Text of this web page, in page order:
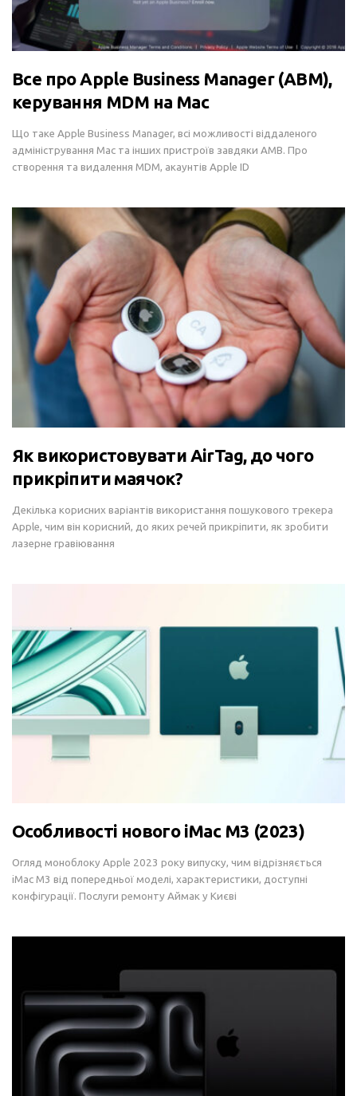
Все про Apple Business Manager (ABM),
керування MDM на Mac
Що таке Apple Business Manager, всі можливості віддаленого
адміністрування Mac та інших пристроїв завдяки AMB. Про
створення та видалення MDM, акаунтів Apple ID
Як використовувати AirTag, до чого
прикріпити маячок?
Декілька корисних варіантів використання пошукового трекера
Apple, чим він корисний, до яких речей прикріпити, як зробити
лазерне гравіювання
Особливості нового iMac M3 (2023)
Огляд моноблоку Apple 2023 року випуску, чим відрізняється
iMac M3 від попередньої моделі, характеристики, доступні
конфігурації. Послуги ремонту Аймак у Києві